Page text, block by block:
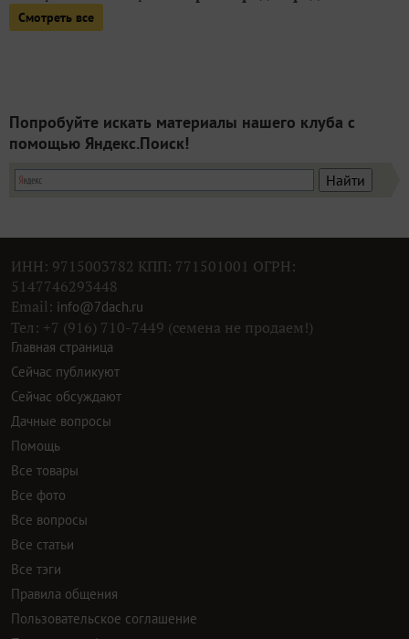
ИНН: 9715003782 КПП: 771501001 ОГРН:
Главная страница
Сейчас публикуют
Дачные вопросы
Все товары
Все фото
Все вопросы
Все статьи
Все тэги
Правила общения
Пользовательское соглашение